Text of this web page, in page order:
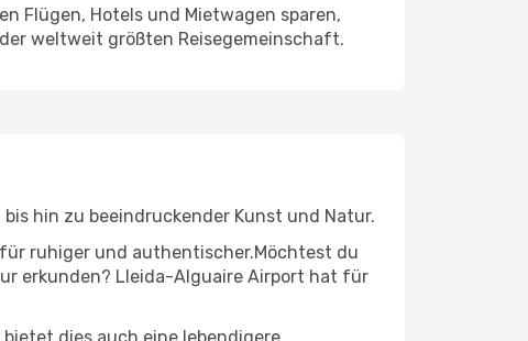
Flügen, Hotels und Mietwagen sparen,
weltweit größten Reisegemeinschaft.
hin zu beeindruckender Kunst und Natur.
ruhiger und authentischer.Möchtest du
erkunden? Lleida-Alguaire Airport hat für